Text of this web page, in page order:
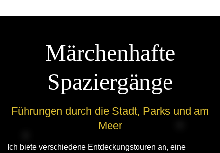
Märchenhafte
Spaziergänge
Führungen durch die Stadt, Parks und am
Meer
Ich biete verschiedene Entdeckungstouren an, eine